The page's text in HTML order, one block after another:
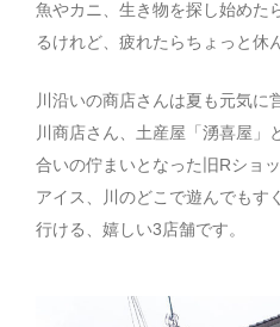
魚やカニ、生き物を探し始めた
るけれど、疲れたらちょっと休
川沿いの商店さんは夏も元気に
川商店さん、土産屋「湧喜屋」
合いの佇まいとなった旧Rショ
アイス、川のどこで遊んでもす
行ける、嬉しい3店舗です。